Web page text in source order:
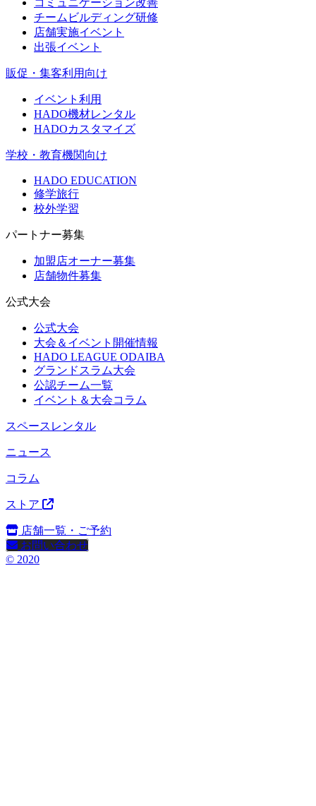
コミュニケーション改善
チームビルディング研修
店舗実施イベント
出張イベント
販促・集客利用向け
イベント利用
HADO機材レンタル
HADOカスタマイズ
学校・教育機関向け
HADO EDUCATION
修学旅行
校外学習
パートナー募集
加盟店オーナー募集
店舗物件募集
公式大会
公式大会
大会＆イベント開催情報
HADO LEAGUE ODAIBA
グランドスラム大会
公認チーム一覧
イベント＆大会コラム
スペースレンタル
ニュース
コラム
ストア
店舗一覧・ご予約
お問い合わせ
© 2020